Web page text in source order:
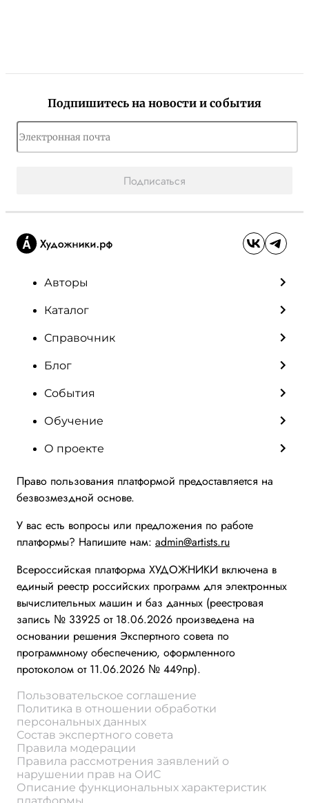
Подпишитесь на новости и события
Подписаться
Авторы
Каталог
Справочник
Блог
События
Обучение
О проекте
Право пользования платформой предоставляется на
безвозмездной основе.
У вас есть вопросы или предложения по работе
платформы? Напишите нам: admin@artists.ru
Всероссийская платформа ХУДОЖНИКИ включена в
единый реестр российских программ для электронных
вычислительных машин и баз данных (реестровая
запись № 33925 от 18.06.2026 произведена на
основании решения Экспертного совета по
программному обеспечению, оформленного
протоколом от 11.06.2026 № 449пр).
Пользовательское соглашение
Политика в отношении обработки
персональных данных
Состав экспертного совета
Правила модерации
Правила рассмотрения заявлений о
нарушении прав на ОИС
Описание функциональных характеристик